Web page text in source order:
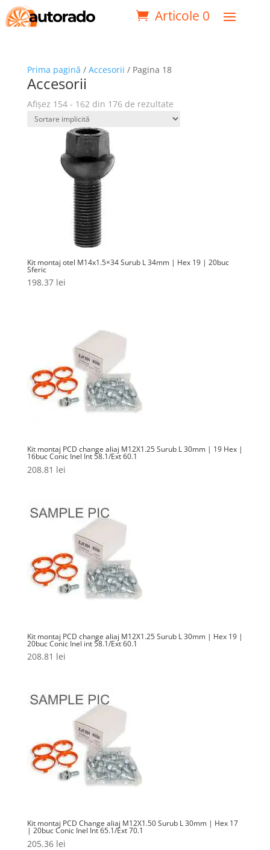
Articole 0
Prima pagină / Accesorii / Pagina 18
Accesorii
Afișez 154 - 162 din 176 de rezultate
Kit montaj otel M14x1.5×34 Surub L 34mm | Hex 19 | 20buc
Sferic
198.37 lei
Kit montaj PCD change aliaj M12X1.25 Surub L 30mm | 19 Hex |
16buc Conic Inel Int 58.1/Ext 60.1
208.81 lei
Kit montaj PCD change aliaj M12X1.25 Surub L 30mm | Hex 19 |
20buc Conic Inel int 58.1/Ext 60.1
208.81 lei
Kit montaj PCD Change aliaj M12X1.50 Surub L 30mm | Hex 17
| 20buc Conic Inel Int 65.1/Ext 70.1
205.36 lei